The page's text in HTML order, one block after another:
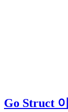
Go Struct